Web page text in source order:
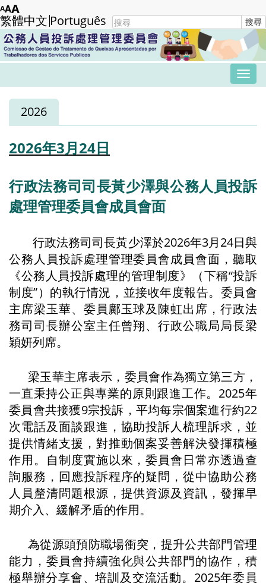
Skip
to
main
content
AAA
繁體中文 Português
Search
form
搜尋
Submit
2026
2026年3月24日
行政法務司司長黃少澤與公務人員投訴
處理管理委員會成員會面
行政法務司司長黃少澤於2026年3月24日與
公務人員投訴處理管理委員會成員會面，聽取
《公務人員投訴處理的管理制度》（下稱“投訴
制度”）的執行情況，並接收年度報告。委員會
主席梁玉華、委員鄺玉球及陳虹出席，行政法
務司司長辦公室主任曾翔、行政公職局局長梁
穎妍列席。
梁玉華主席表示，委員會作為獨立第三方，
一直秉持公正與專業的原則跟進工作。2025年
委員會共接獲9宗投訴，平均每宗個案進行約22
次電話及面談跟進，協助投訴人梳理訴求，並
提供情緒支援，對推動個案妥善解決發揮積極
作用。自制度實施以來，委員會日常亦透過查
詢服務，回應投訴程序的疑問，從中協助公務
人員釐清問題根源，提供資源及資訊，發揮早
期介入、緩解矛盾的作用。
為從源頭預防職場衝突，提升公共部門管理
能力，委員會持續強化與公共部門的協作，積
極舉辦分享會、培訓及交流活動。2025年委員